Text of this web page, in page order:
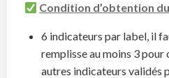
Condition d’obtention
6 indicateurs par label, il
remplisse au moins 3 pour
autres indicateurs validés